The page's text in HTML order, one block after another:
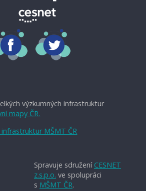
výzkumných infrastruktur
mapy ČR.
MŠMT ČR
Spravuje sdružení CESNET
z.s.p.o. ve spolupráci
s MŠMT ČR.